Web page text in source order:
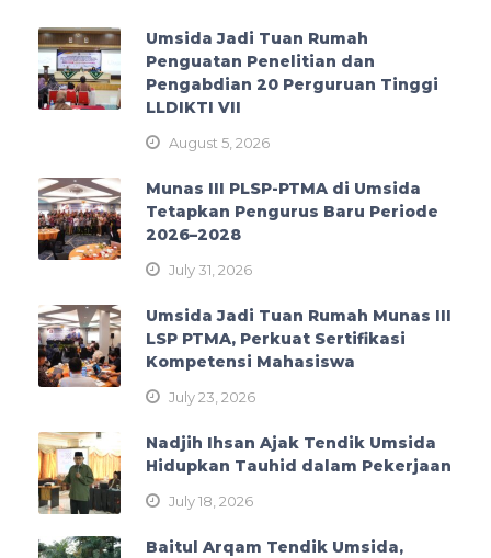
Umsida Jadi Tuan Rumah
Penguatan Penelitian dan
Pengabdian 20 Perguruan Tinggi
LLDIKTI VII
August 5, 2026
Munas III PLSP-PTMA di Umsida
Tetapkan Pengurus Baru Periode
2026–2028
July 31, 2026
Umsida Jadi Tuan Rumah Munas III
LSP PTMA, Perkuat Sertifikasi
Kompetensi Mahasiswa
July 23, 2026
Nadjih Ihsan Ajak Tendik Umsida
Hidupkan Tauhid dalam Pekerjaan
July 18, 2026
Baitul Arqam Tendik Umsida,